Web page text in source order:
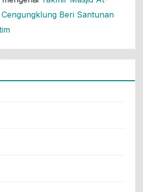
Beri Santunan